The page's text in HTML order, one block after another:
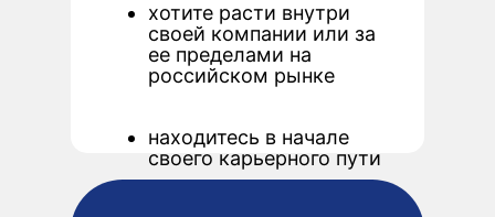
хотите расти внутри
своей компании или за
ее пределами на
российском рынке
находитесь в начале
своего карьерного пути